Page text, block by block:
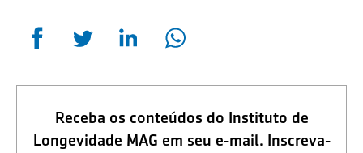
Receba os conteúdos do Instituto de
Longevidade MAG em seu e-mail. Inscreva-